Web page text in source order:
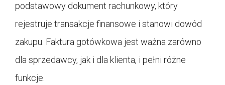
podstawowy dokument rachunkowy, który
rejestruje transakcje finansowe i stanowi dowód
zakupu. Faktura gotówkowa jest ważna zarówno
dla sprzedawcy, jak i dla klienta, i pełni różne
funkcje.